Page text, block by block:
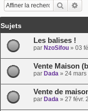
Sujets
Les balises !
par NzoSifou» 03
Vente Maison
par Dada» 24 mars
Vente de
par Dada» 27 févr.